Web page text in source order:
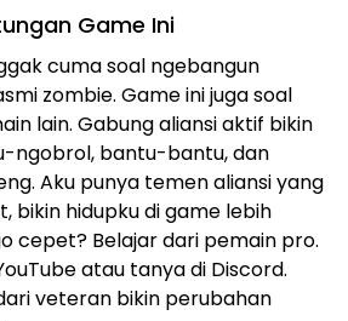
Game Ini
cuma soal ngebangun
zombie. Game ini juga soal
lain. Gabung aliansi aktif bikin
ngobrol, bantu-bantu, dan
Aku punya temen aliansi yang
bikin hidupku di game lebih
cepet? Belajar dari pemain pro.
atau tanya di Discord.
veteran bikin perubahan